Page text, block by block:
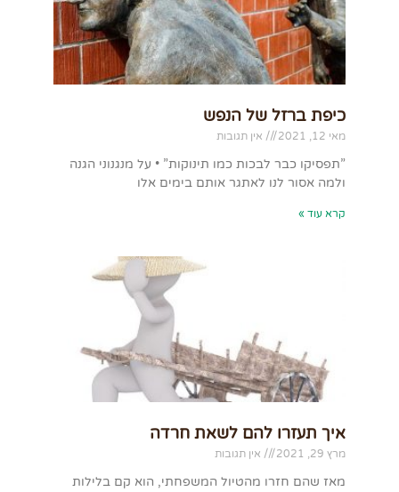
כיפת ברזל של הנפש
מאי 12, 2021 אין תגובות
”תפסיקו כבר לבכות כמו תינוקות” • על מנגנוני הגנה
ולמה אסור לנו לאתגר אותם בימים אלו
קרא עוד »
איך תעזרו להם לשאת חרדה
מרץ 29, 2021 אין תגובות
מאז שהם חזרו מהטיול המשפחתי, הוא קם בלילות